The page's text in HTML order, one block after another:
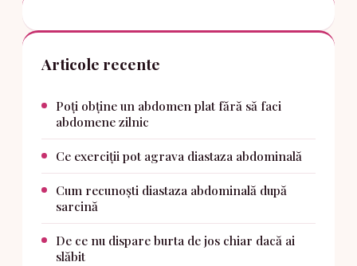
Articole recente
Poți obține un abdomen plat fără să faci
abdomene zilnic
Ce exerciții pot agrava diastaza abdominală
Cum recunoști diastaza abdominală după
sarcină
De ce nu dispare burta de jos chiar dacă ai
slăbit